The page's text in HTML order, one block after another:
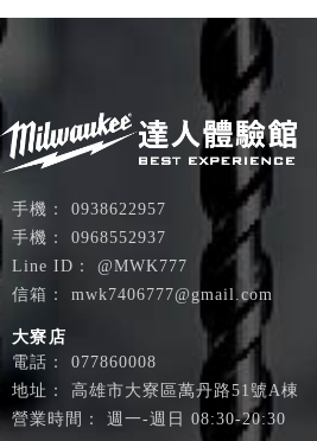
@MWK777
0968552937
0938622957
mwk7406777@gmail.com
大寮店
077860008
高雄市大寮區萬丹路51號A棟
週一-週日 08:30-20:30